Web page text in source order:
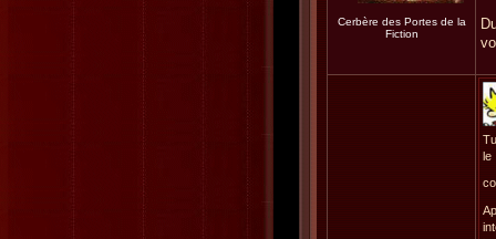
Cerbère des Portes de la
Fiction
le